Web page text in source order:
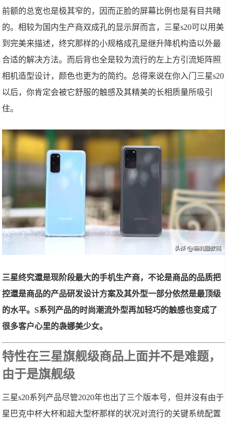
前额的总宽也是极其窄的，因而正脸的屏幕比例也是有目共睹
的。相较为国内生产商双成孔的显示屏而言，三星s20可以用美
到完美来描述，终究那样的小规格成孔是继升降机构造以外最
合适的解决方法。而后背也全是较为流行的左上方引流矩阵照
相机造型设计，颜色也更为的简约。总得来说在你入门三星s20
以后，你肯定会被它舒服的触感及其精美的长相质量所吸引
住。
三星终究還是现阶段最大的手机生产商，不论是商品的品质把
控還是商品的产品研发设计方案及其外型一部分依然是最顶级
的水平。S系列产品的时尚潮流外型再加轻巧的触感也变成了
很多客户心里的袅娜美少女。
特性在三星旗舰级商品上面并不是难题，
由于是旗舰级
三星s20系列产品尽管2020年也出了三个版本号，但并沒有由于
星巴克中杯大杯和超大型杯那样的状况对流行的关键系统配置